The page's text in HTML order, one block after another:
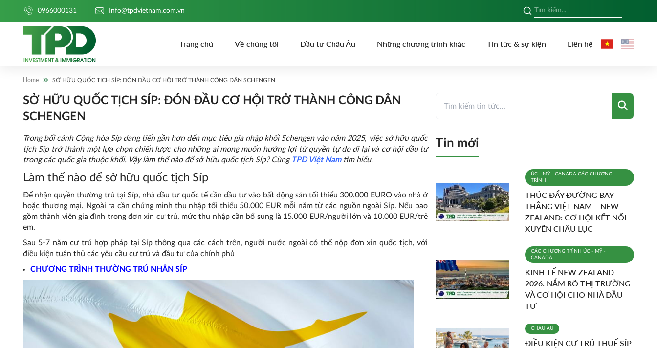
0966000131 Info@tpdvietnam.com.vn
Trang chủ Về chúng tôi Đầu tư Châu Âu Những chương trình khác Tin tức & sự kiện Liên hệ
Home SỞ HỮU QUỐC TỊCH SÍP: ĐÓN ĐẦU CƠ HỘI TRỞ THÀNH CÔNG DÂN SCHENGEN
SỞ HỮU QUỐC TỊCH SÍP: ĐÓN ĐẦU CƠ HỘI TRỞ THÀNH CÔNG DÂN
SCHENGEN
Trong bối cảnh Cộng hòa Síp đang tiến gần hơn đến mục tiêu gia nhập khối Schengen vào năm 2025, việc sở hữu quốc
tịch Síp trở thành một lựa chọn chiến lược cho những ai mong muốn hưởng lợi từ quyền tự do đi lại và cơ hội đầu tư
trong các quốc gia thuộc khối. Vậy làm thế nào để sở hữu quốc tịch Síp? Cùng TPD Việt Namtìm hiểu.
Làm thế nào để sở hữu quốc tịch Síp
Để nhận quyền thường trú tại Síp, nhà đầu tư quốc tế cần đầu tư vào bất động sản tối thiểu 300.000 EURO vào nhà ở
hoặc thương mại. Ngoài ra cần chứng minh thu nhập tối thiểu 50.000 EUR mỗi năm từ các nguồn ngoài Síp. Nếu bao
gồm thành viên gia đình trong đơn xin cư trú, mức thu nhập cần bổ sung là 15.000 EUR/người lớn và 10.000 EUR/trẻ
em.
Sau 5-7 năm cư trú hợp pháp tại Síp thông qua các cách trên, người nước ngoài có thể nộp đơn xin quốc tịch, với
điều kiện tuân thủ các yêu cầu cư trú và đầu tư của chính phủ
CHƯƠNG TRÌNH THƯỜNG TRÚ NHÂN SÍP
Tin mới
ÚC - MỸ - CANADA CÁC CHƯƠNG
TRÌNH
THÚC ĐẨY ĐƯỜNG BAY
THẲNG VIỆT NAM – NEW
ZEALAND: CƠ HỘI KẾT NỐI
XUYÊN CHÂU LỤC
CÁC CHƯƠNG TRÌNH ÚC - MỸ -
CANADA
KINH TẾ NEW ZEALAND
2026: NẮM RÕ THỊ TRƯỜNG
VÀ CƠ HỘI CHO NHÀ ĐẦU
TƯ
CHÂU ÂU
ĐIỀU KIỆN CƯ TRÚ THUẾ SÍP